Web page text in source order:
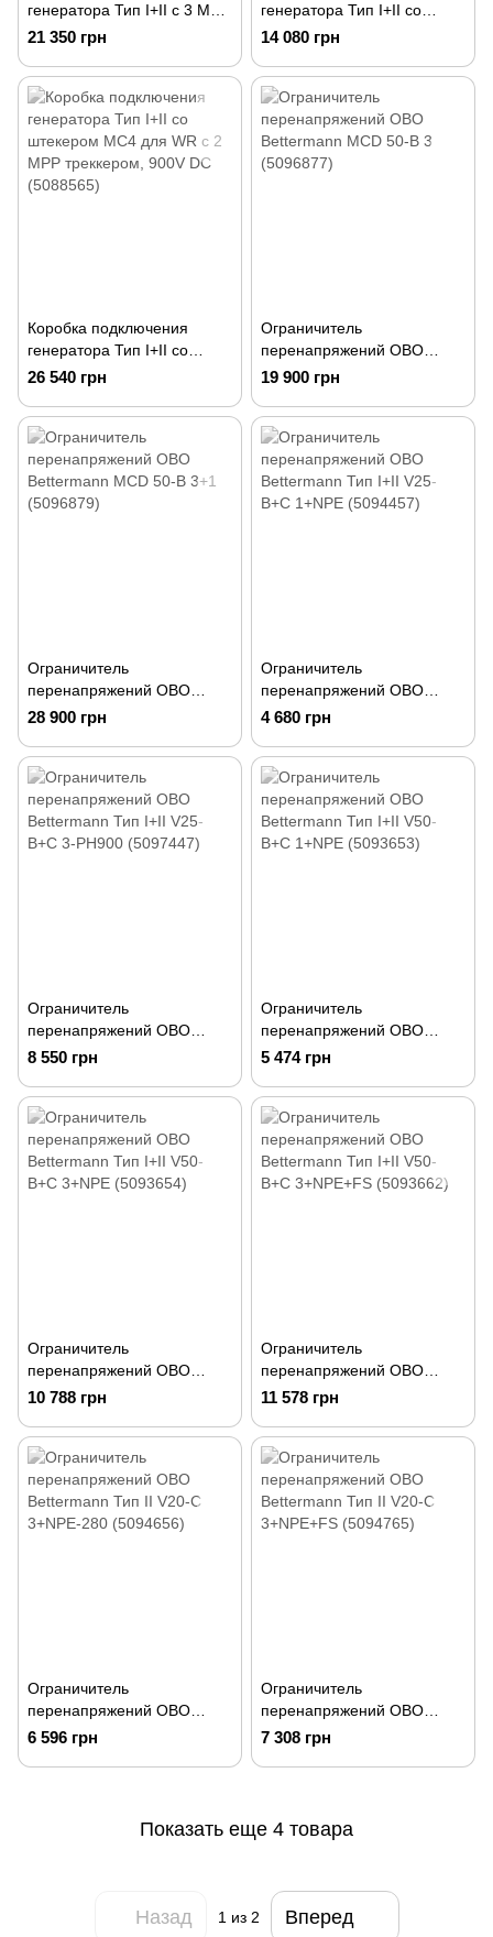
генератора Тип І+II с 3 MPP
треккером, 900V DC
21 350 грн
генератора Тип І+II со
штекером MC4 для WR с 1
(5088564)
14 080 грн
Коробка подключения
генератора Тип І+II со
штекером MC4 для WR с 2
(5088565)
26 540 грн
Ограничитель
перенапряжений OBO
Bettermann MCD 50-B 3
19 900 грн
Ограничитель
перенапряжений OBO
Bettermann MCD 50-B 3+1
28 900 грн
Ограничитель
перенапряжений OBO
Bettermann Тип I+II V25-
4 680 грн
Ограничитель
перенапряжений OBO
Bettermann Тип I+II V25-
8 550 грн
Ограничитель
перенапряжений OBO
Bettermann Тип I+II V50-
5 474 грн
Ограничитель
перенапряжений OBO
Bettermann Тип I+II V50-
10 788 грн
Ограничитель
перенапряжений OBO
Bettermann Тип I+II V50-
11 578 грн
Ограничитель
перенапряжений OBO
Bettermann Тип II V20-C
6 596 грн
Ограничитель
перенапряжений OBO
Bettermann Тип II V20-C
7 308 грн
Показать еще 4 товара
Назад 1 из 2 Вперед